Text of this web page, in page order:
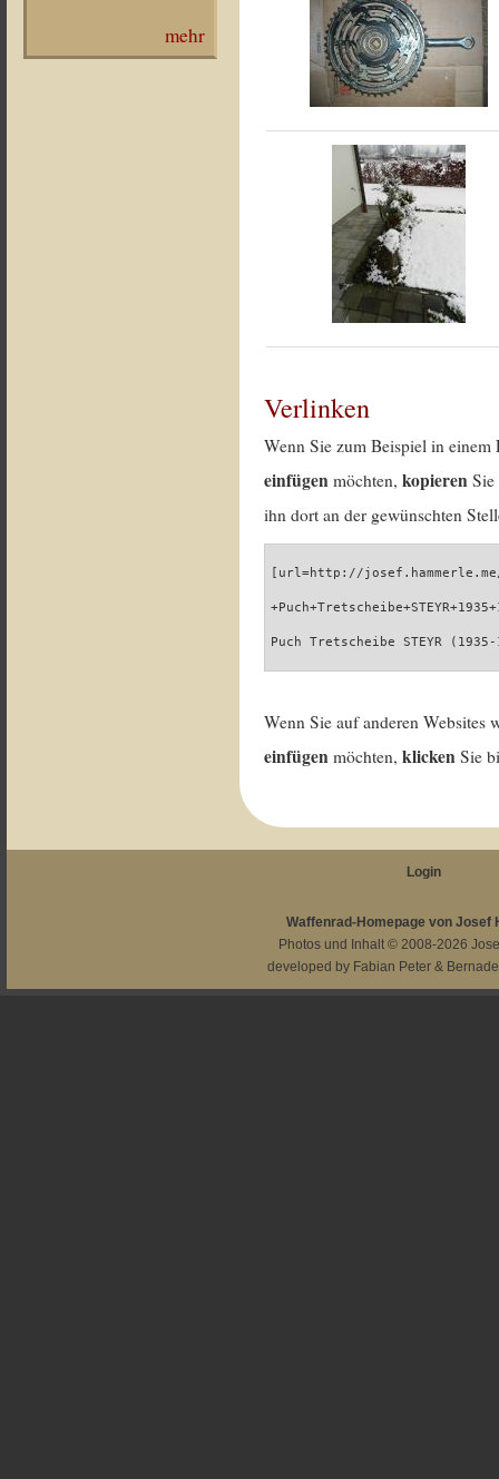
mehr
Verlinken
Wenn Sie zum Beispiel in
einfügen möchten,kopieren
ihn dort an der gewünschten
[url=http://
Puch Tretscheibe STEYR
Wenn Sie auf anderen
einfügen möchten,klicken Sie
Login
Waffenrad-Homepage von Josef
Photos und Inhalt © 2008-2026
developed by Fabian Peter &